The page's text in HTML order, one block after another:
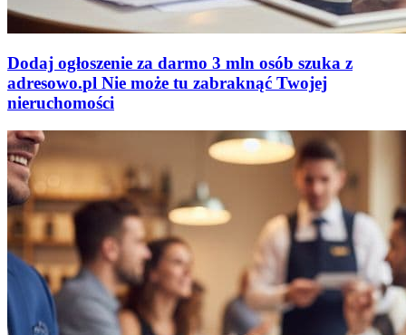
Dodaj ogłoszenie za darmo 3 mln osób szuka z
adresowo.pl Nie może tu zabraknąć Twojej
nieruchomości